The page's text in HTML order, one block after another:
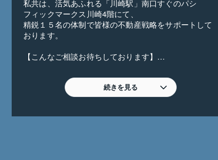
私共は、活気あふれる「川崎駅」南口すぐのパシ
フィックマークス川崎4階にて、
精鋭１５名の体制で皆様の不動産戦略をサポートして
おります。
【こんなご相談お待ちしております】
・家族が増えて手狭になったからマンションを売却し
て一戸建てに買換えたいが、
売却が先? 購入が先? どうすれば良いか教えて欲しい
続きを見る